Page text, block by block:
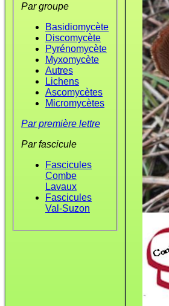
Par groupe
Basidiomycète
Discomycète
Pyrénomycète
Myxomycète
Autres
Lichens
Ascomycètes
Micromycètes
Par première lettre
Par fascicule
Fascicules
Combe
Lavaux
Fascicules
Val-Suzon